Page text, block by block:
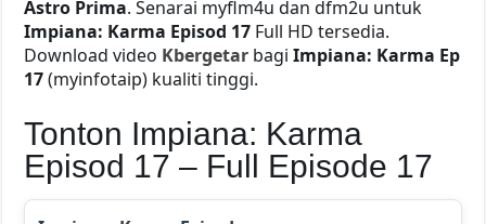
Astro Prima. Senarai myflm4u dan dfm2u untuk
Impiana: Karma Episod 17 Full HD tersedia.
Download video Kbergetar bagiImpiana: Karma Ep
17(myinfotaip) kualiti tinggi.
Tonton Impiana: Karma
Episod 17 – Full Episode 17